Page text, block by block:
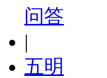
问答
|
五明